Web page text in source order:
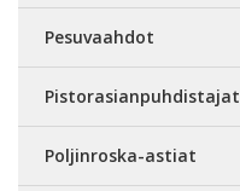
Pesuvaahdot
Pistorasianpuhdistajat
Poljinroska-astiat